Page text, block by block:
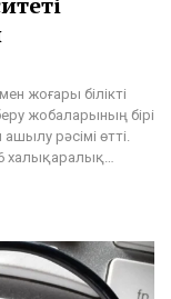
жоғары білікті
жобаларының бірі
рәсімі өтті.
халықаралық…